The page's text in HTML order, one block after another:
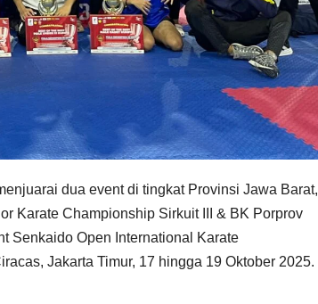
dua event di tingkat Provinsi Jawa Barat,
Karate Championship Sirkuit III & BK Porprov
Senkaido Open International Karate
Jakarta Timur, 17 hingga 19 Oktober 2025.